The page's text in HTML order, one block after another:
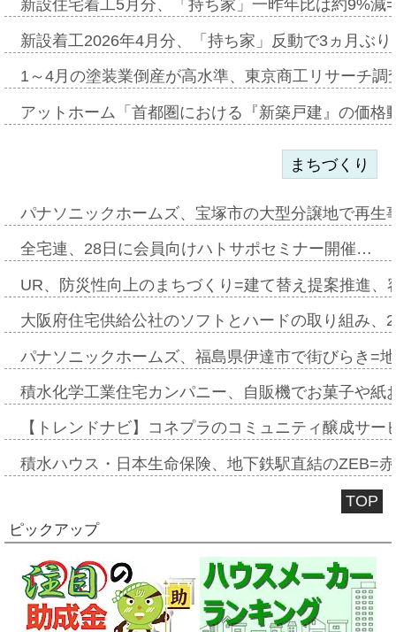
新設住宅着工5月分、「持ち家」一昨年比は約9%
新設着工2026年4月分、「持ち家」反動で3ヵ月ぶ
1～4月の塗装業倒産が高水準、東京商工リサーチ
アットホーム「首都圏における『新築戸建』の価
まちづくり
パナソニックホームズ、宝塚市の大型分譲地で再
全宅連、28日に会員向けハトサポセミナー開催…
UR、防災性向上のまちづくり=建て替え提案推進
大阪府住宅供給公社のソフトとハードの取り組み
パナソニックホームズ、福島県伊達市で街びらき=
積水化学工業住宅カンパニー、自販機でお菓子や
【トレンドナビ】コネプラのコミュニティ醸成サ
積水ハウス・日本生命保険、地下鉄駅直結のZEB=
TOP
ピックアップ